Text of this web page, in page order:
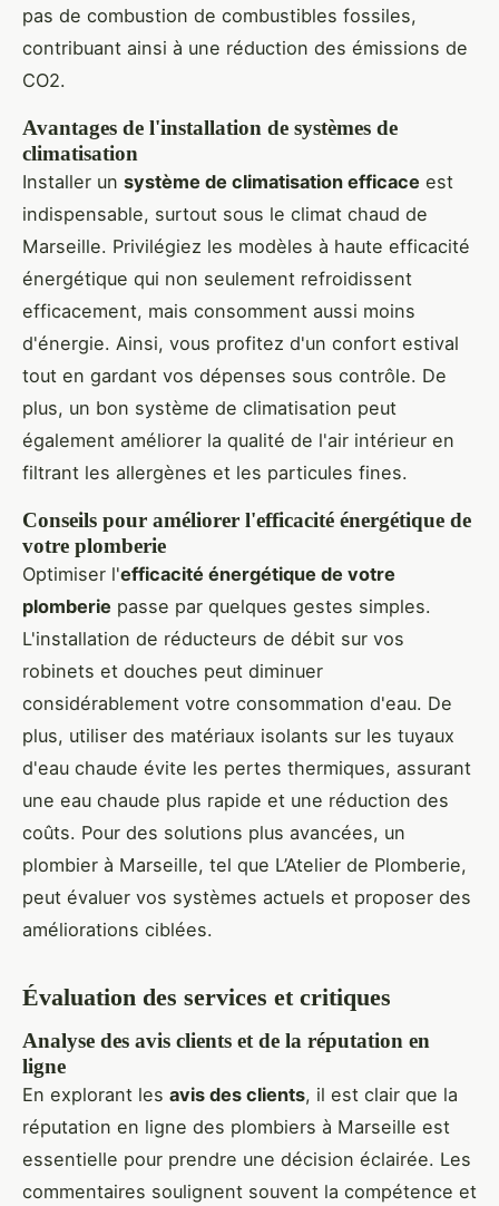
pas de combustion de combustibles fossiles,
contribuant ainsi à une réduction des émissions de
CO2.
Avantages de l'installation de systèmes de
climatisation
Installer un système de climatisation efficace est
indispensable, surtout sous le climat chaud de
Marseille. Privilégiez les modèles à haute efficacité
énergétique qui non seulement refroidissent
efficacement, mais consomment aussi moins
d'énergie. Ainsi, vous profitez d'un confort estival
tout en gardant vos dépenses sous contrôle. De
plus, un bon système de climatisation peut
également améliorer la qualité de l'air intérieur en
filtrant les allergènes et les particules fines.
Conseils pour améliorer l'efficacité énergétique de
votre plomberie
Optimiser l'efficacité énergétique de votre
plomberie passe par quelques gestes simples.
L'installation de réducteurs de débit sur vos
robinets et douches peut diminuer
considérablement votre consommation d'eau. De
plus, utiliser des matériaux isolants sur les tuyaux
d'eau chaude évite les pertes thermiques, assurant
une eau chaude plus rapide et une réduction des
coûts. Pour des solutions plus avancées, un
plombier à Marseille, tel que L’Atelier de Plomberie,
peut évaluer vos systèmes actuels et proposer des
améliorations ciblées.
Évaluation des services et critiques
Analyse des avis clients et de la réputation en
ligne
En explorant les avis des clients, il est clair que la
réputation en ligne des plombiers à Marseille est
essentielle pour prendre une décision éclairée. Les
commentaires soulignent souvent la compétence et